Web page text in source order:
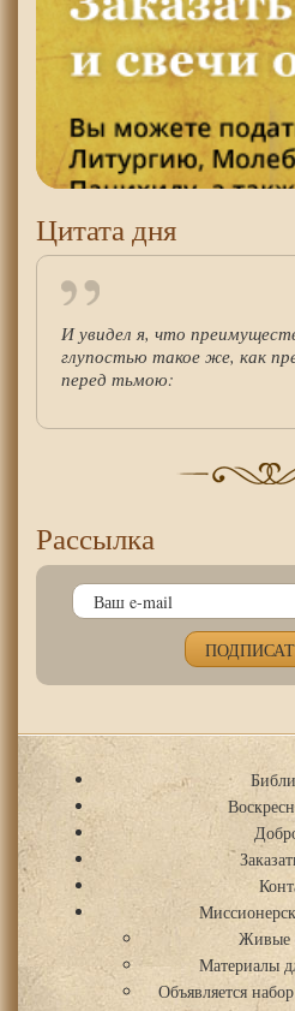
Цитата дня
И увидел я, что
глупостью такое же, как
перед тьмою:
Рассылка
Живые
Материалы
Объявляется